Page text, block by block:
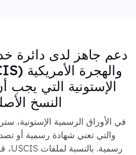
دعم جاهز لدى دائرة
الإستونية التي يجب
النسخ
في الأوراق الرسمية الإستونية،
والتي تعني شهادة رسمية أو
رسمية. بالنسبة لملفات USCIS، قد يساعد